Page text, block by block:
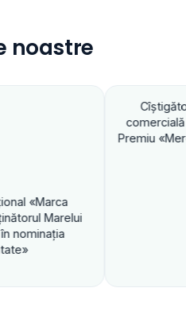
noastre
Cîştigătorul
comercială a anului
Premiu «Mercurul de